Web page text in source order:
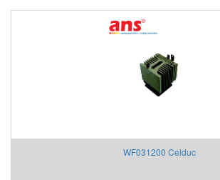
WF031200 Celduc